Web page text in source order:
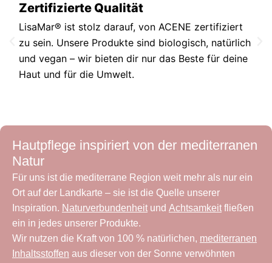
Zertifizierte Qualität
LisaMar® ist stolz darauf, von ACENE zertifiziert
zu sein. Unsere Produkte sind biologisch, natürlich
und vegan – wir bieten dir nur das Beste für deine
Haut und für die Umwelt.
Hautpflege inspiriert von der mediterranen
Natur
Für uns ist die mediterrane Region weit mehr als nur ein
Ort auf der Landkarte – sie ist die Quelle unserer
Inspiration. Naturverbundenheit und Achtsamkeit fließen
ein in jedes unserer Produkte.
Wir nutzen die Kraft von 100 % natürlichen, mediterranen
Inhaltsstoffen aus dieser von der Sonne verwöhnten